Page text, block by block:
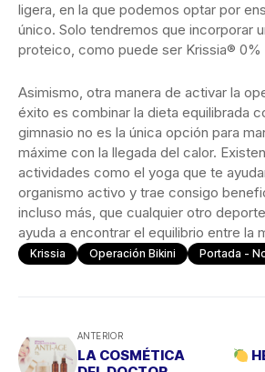
ligera, en la que podemos optar por
único. Solo tendremos que incorporar
proteico, como puede ser Krissia® 0%
Asimismo, otra manera de activar la
éxito es combinar la dieta equilibrada
gimnasio no es la única opción para
máxime con la llegada del calor.
actividades como el yoga que te
organismo activo y trae consigo
incluso más, que cualquier otro
ayuda a encontrar el equilibrio entre la
Krissia Operación Bikini Portada -
ANTERIOR
LA COSMÉTICA